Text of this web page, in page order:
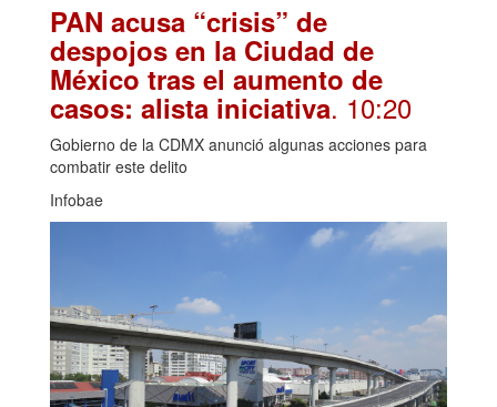
PAN acusa “crisis” de
despojos en la Ciudad de
México tras el aumento de
casos: alista iniciativa. 10:20
Gobierno de la CDMX anunció algunas acciones para
combatir este delito
Infobae